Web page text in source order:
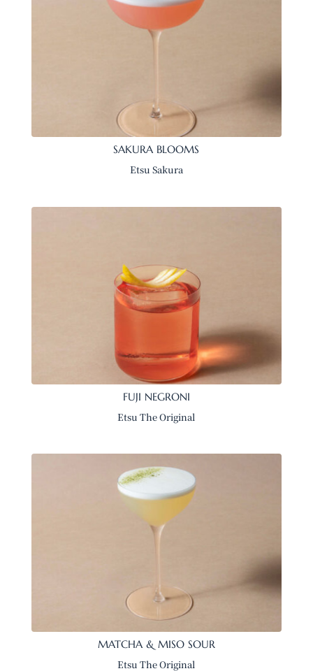
SAKURA BLOOMS
Etsu Sakura
FUJI NEGRONI
Etsu The Original
MATCHA & MISO SOUR
Etsu The Original